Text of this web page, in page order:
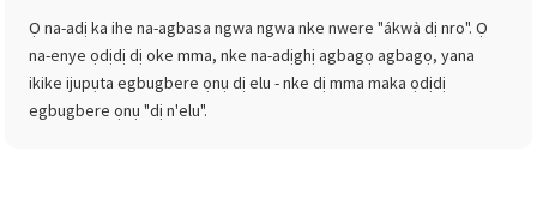
Ọ na-adị ka ihe na-agbasa ngwa ngwa nke nwere "ákwà dị nro". Ọ
na-enye ọdịdị dị oke mma, nke na-adịghị agbagọ agbagọ, yana
ikike ijupụta egbugbere ọnụ dị elu - nke dị mma maka ọdịdị
egbugbere ọnụ "dị n'elu".